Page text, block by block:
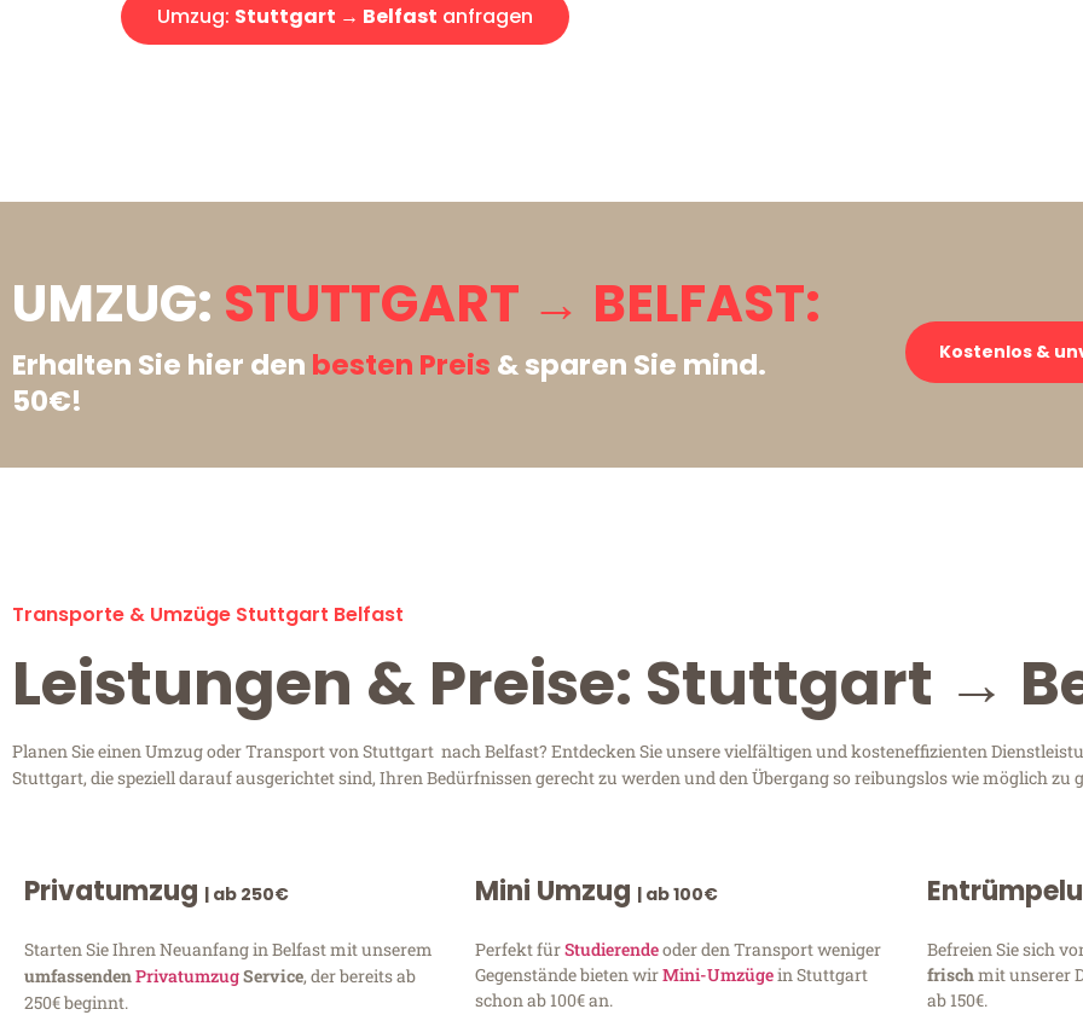
Umzug: Stuttgart → Belfast anfragen
UMZUG: STUTTGART → BELFAST:
Erhalten Sie hier den besten Preis & sparen Sie mind.
50€!
Kostenlos &
Transporte & Umzüge Stuttgart Belfast
Leistungen & Preise: Stuttgart →
Planen Sie einen Umzug oder Transport von Stuttgart nach Belfast? Entdecken Sie unsere vielfältigen und kosteneffizienten
Stuttgart, die speziell darauf ausgerichtet sind, Ihren Bedürfnissen gerecht zu werden und den Übergang so reibungslos wie möglich zu
Privatumzug | ab 250€
Starten Sie Ihren Neuanfang in Belfast mit unserem
umfassendenPrivatumzugService, der bereits ab
250€ beginnt.
Mini Umzug | ab 100€
Perfekt fürStudierendeoder den Transport weniger
Gegenstände bieten wirMini-Umzügein Stuttgart
schon ab 100€ an.
Befreien Sie sich
frischmit unserer
ab 150€.